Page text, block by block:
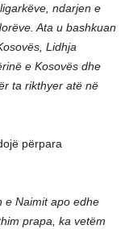
ndarjen e
Ata u bashkuan
Lidhja
e Kosovës dhe
ta rikthyer atë në
përpara
e Naimit apo edhe
prapa, ka vetëm